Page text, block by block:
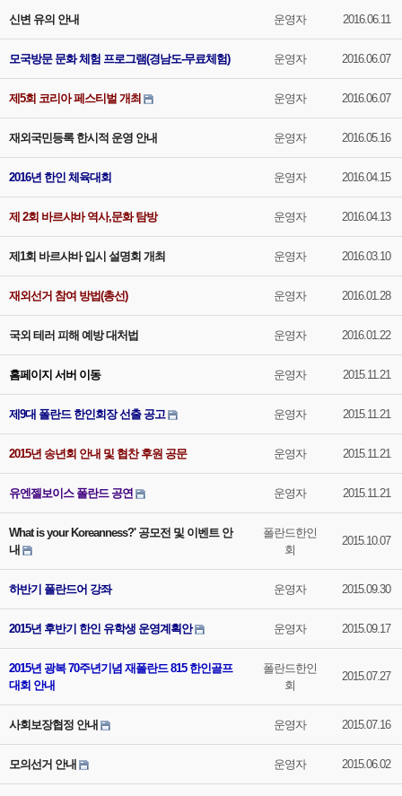
신변 유의 안내 운영자 2016.06.11
모국방문 문화 체험 프로그램(경남도-무료체험) 운영자 2016.06.07
제5회 코리아 페스티벌 개최 운영자 2016.06.07
재외국민등록 한시적 운영 안내 운영자 2016.05.16
2016년 한인 체육대회 운영자 2016.04.15
제 2회 바르샤바 역사,문화 탐방 운영자 2016.04.13
제1회 바르샤바 입시 설명회 개최 운영자 2016.03.10
재외선거 참여 방법(총선) 운영자 2016.01.28
국외 테러 피해 예방 대처법 운영자 2016.01.22
홈페이지 서버 이동 운영자 2015.11.21
제9대 폴란드 한인회장 선출 공고 운영자 2015.11.21
2015년 송년회 안내 및 협찬 후원 공문 운영자 2015.11.21
유엔젤보이스 폴란드 공연 운영자 2015.11.21
What is your Koreanness?' 공모전 및 이벤트 안
내
폴란드한인
회
2015.10.07
하반기 폴란드어 강좌 운영자 2015.09.30
2015년 후반기 한인 유학생 운영계획안 운영자 2015.09.17
2015년 광복 70주년기념 재폴란드 815 한인골프
대회 안내
폴란드한인
회
2015.07.27
사회보장협정 안내 운영자 2015.07.16
모의선거 안내 운영자 2015.06.02